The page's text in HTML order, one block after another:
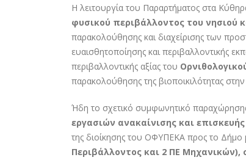
Η λειτουργία του Παραρτήματος στα
φυσικού περιβάλλοντος του νησιού
παρακολούθησης και διαχείρισης των
ευαισθητοποίησης και περιβαλλοντικής
περιβαλλοντικής αξίας του
παρακολούθησης της βιοποικιλότητας
Ήδη το σχετικό συμφωνητικό
εργασιών ανακαίνισης και
της διοίκησης του ΟΦΥΠΕΚΑ προς το Δήμο
Περιβάλλοντος και 2 ΠΕ